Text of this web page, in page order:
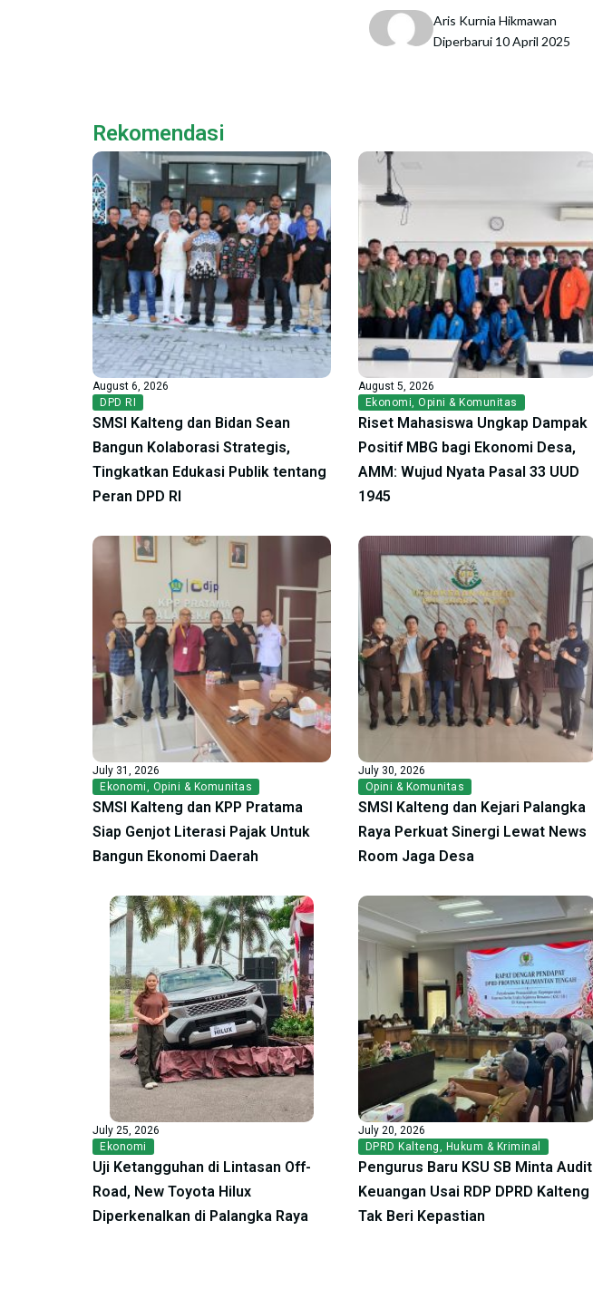
Aris Kurnia Hikmawan
Diperbarui 10 April 2025
Rekomendasi
August 6, 2026
DPD RI
SMSI Kalteng dan Bidan Sean
Bangun Kolaborasi Strategis,
Tingkatkan Edukasi Publik tentang
Peran DPD RI
August 5, 2026
Ekonomi Opini & Komunitas
Riset Mahasiswa Ungkap Dampak
Positif MBG bagi Ekonomi Desa,
AMM: Wujud Nyata Pasal 33 UUD
1945
July 31, 2026
Ekonomi
Opini & Komunitas
SMSI Kalteng dan KPP Pratama
Siap Genjot Literasi Pajak Untuk
Bangun Ekonomi Daerah
July 30, 2026
Opini & Komunitas
SMSI Kalteng dan Kejari Palangka
Raya Perkuat Sinergi Lewat News
Room Jaga Desa
July 25, 2026
Ekonomi
Uji Ketangguhan di Lintasan Off-
Road, New Toyota Hilux
Diperkenalkan di Palangka Raya
July 20, 2026
DPRD Kalteng
Hukum & Kriminal
Pengurus Baru KSU SB Minta Audit
Keuangan Usai RDP DPRD Kalteng
Tak Beri Kepastian